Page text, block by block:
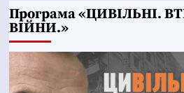
Програма «ЦИВІЛЬНІ.
ВІЙНИ.»